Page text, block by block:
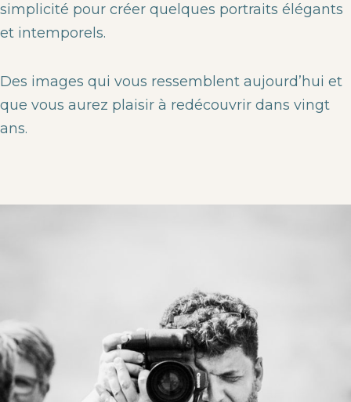
simplicité pour créer quelques portraits élégants
et intemporels.
Des images qui vous ressemblent aujourd’hui et
que vous aurez plaisir à redécouvrir dans vingt
ans.